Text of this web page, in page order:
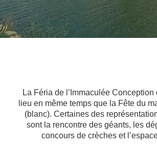
La Féria de l’Immaculée
lieu en même temps que la Fête du
(blanc). Certaines des
sont la rencontre des géants, les
concours de crèches et